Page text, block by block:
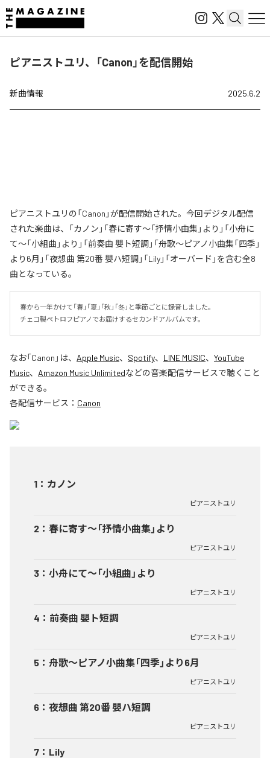
ピアニストユリ、「Canon」を配信開始
新曲情報 2025.6.2
ピアニストユリの「Canon」が配信開始された。今回デジタル配信
された楽曲は、「カノン」「春に寄す〜「抒情小曲集」より」「小舟に
て〜「小組曲」より」「前奏曲 嬰ト短調」「舟歌〜ピアノ小曲集「四季」
より6月」「夜想曲 第20番 嬰ハ短調」「Lily」「オーバード」を含む全8
曲となっている。
春から一年かけて「春」「夏」「秋」「冬」と季節ごとに録音しました。
チェコ製ペトロフピアノでお届けするセカンドアルバムです。
なお「Canon 」は、 Apple Music、 Spotify、 LINE MUSIC、 YouTube
Music、 Amazon Music Unlimitedなどの音楽配信サービスで聴くこと
ができる。
各配信サービス： Canon
1 ： カノン
ピアニストユリ
2 ： 春に寄す〜「抒情小曲集」より
ピアニストユリ
3 ： 小舟にて〜「小組曲」より
ピアニストユリ
4 ： 前奏曲 嬰ト短調
ピアニストユリ
5 ： 舟歌〜ピアノ小曲集「四季」より6月
ピアニストユリ
6 ： 夜想曲 第20番 嬰ハ短調
ピアニストユリ
7 ： Lily